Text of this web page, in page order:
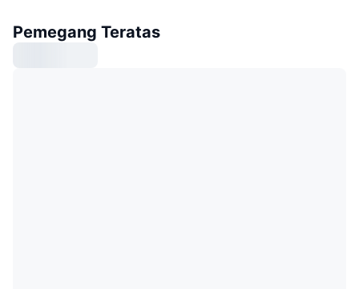
Pemegang Teratas